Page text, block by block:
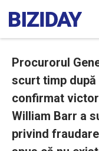
Procurorul
scurt timp după
confirmat
William Barr a
privind